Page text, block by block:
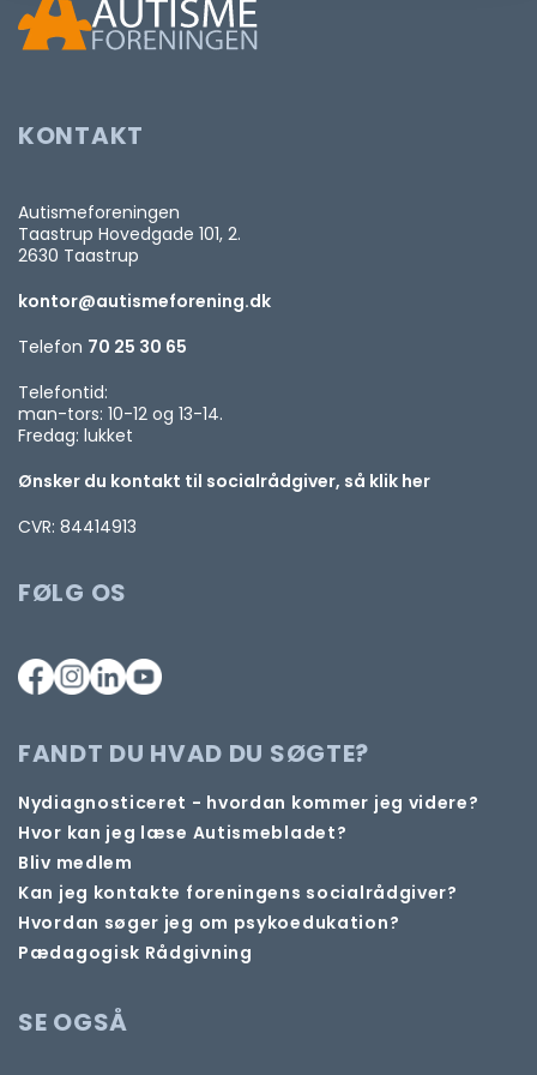
KONTAKT
Autismeforeningen
Taastrup Hovedgade 101, 2.
2630 Taastrup
kontor@autismeforening.dk
Telefon 70 25 30 65
Telefontid:
man-tors: 10-12 og 13-14.
Fredag: lukket
Ønsker du kontakt til socialrådgiver, så klik her
CVR: 84414913
FØLG OS
FANDT DU HVAD DU SØGTE?
Nydiagnosticeret - hvordan kommer jeg videre?
Hvor kan jeg læse Autismebladet?
Bliv medlem
Kan jeg kontakte foreningens socialrådgiver?
Hvordan søger jeg om psykoedukation?
Pædagogisk Rådgivning
SE OGSÅ